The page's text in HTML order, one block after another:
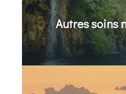
Autres soins